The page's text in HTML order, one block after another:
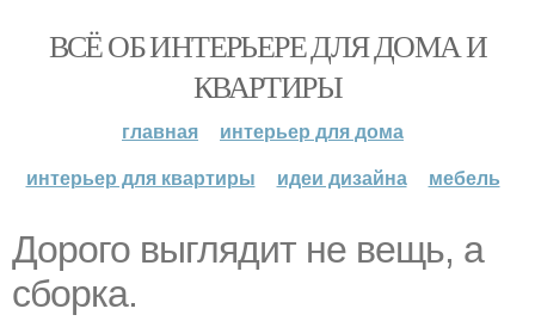
ВСЁ ОБ ИНТЕРЬЕРЕ ДЛЯ ДОМА И
КВАРТИРЫ
главная
интерьер для дома
интерьер для квартиры
идеи дизайна мебель
Дорого выглядит не вещь, а
сборка.